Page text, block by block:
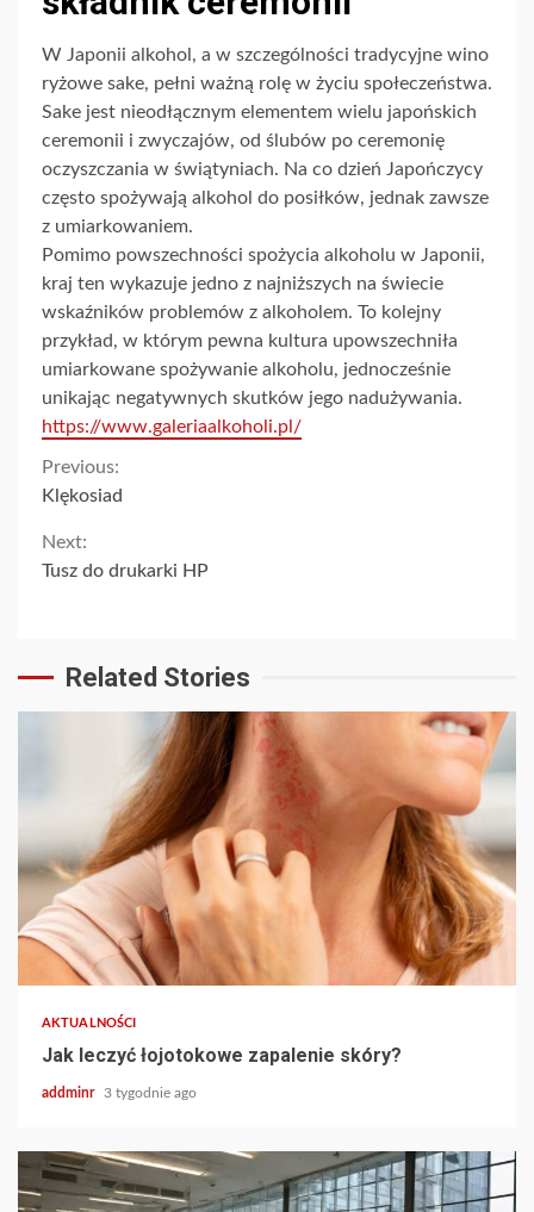
W Japonii alkohol, a w szczególności tradycyjne wino
ryżowe sake, pełni ważną rolę w życiu społeczeństwa.
Sake jest nieodłącznym elementem wielu japońskich
ceremonii i zwyczajów, od ślubów po ceremonię
oczyszczania w świątyniach. Na co dzień Japończycy
często spożywają alkohol do posiłków, jednak zawsze
z umiarkowaniem.
Pomimo powszechności spożycia alkoholu w Japonii,
kraj ten wykazuje jedno z najniższych na świecie
wskaźników problemów z alkoholem. To kolejny
przykład, w którym pewna kultura upowszechniła
umiarkowane spożywanie alkoholu, jednocześnie
unikając negatywnych skutków jego nadużywania.
https://www.galeriaalkoholi.pl/
Continue
Reading
Previous:
Klękosiad
Next:
Tusz do drukarki HP
Related Stories
AKTUALNOŚCI
Jak leczyć łojotokowe zapalenie skóry?
addminr 3 tygodnie ago